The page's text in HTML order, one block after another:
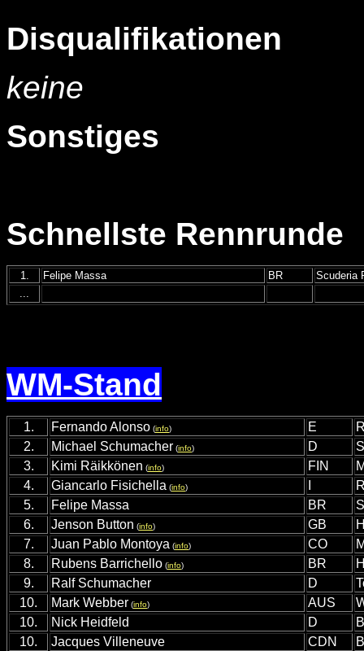
Disqualifikationen
keine
Sonstiges
Schnellste Rennrunde
1. Felipe Massa BR
Scuderia
...
WM-Stand
1. Fernando Alonso (info) E
2. Michael Schumacher (info) D
3. Kimi Räikkönen (info) FIN
4. Giancarlo Fisichella (info)
5. Felipe Massa BR
6. Jenson Button (info) GB
7. Juan Pablo Montoya (info) CO
8.
Rubens Barrichello (info) BR
9. Ralf Schumacher D
10. Mark Webber (info) AUS
10. Nick Heidfeld D
10. Jacques Villeneuve CDN